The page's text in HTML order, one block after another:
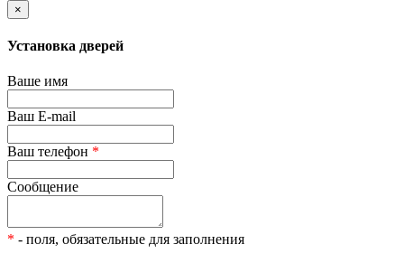
×
Установка дверей
Ваше имя
Ваш E-mail
Ваш телефон *
Сообщение
* - поля, обязательные для заполнения